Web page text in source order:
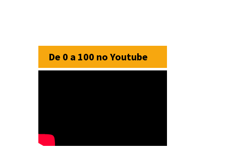
De 0 a 100 no Youtube